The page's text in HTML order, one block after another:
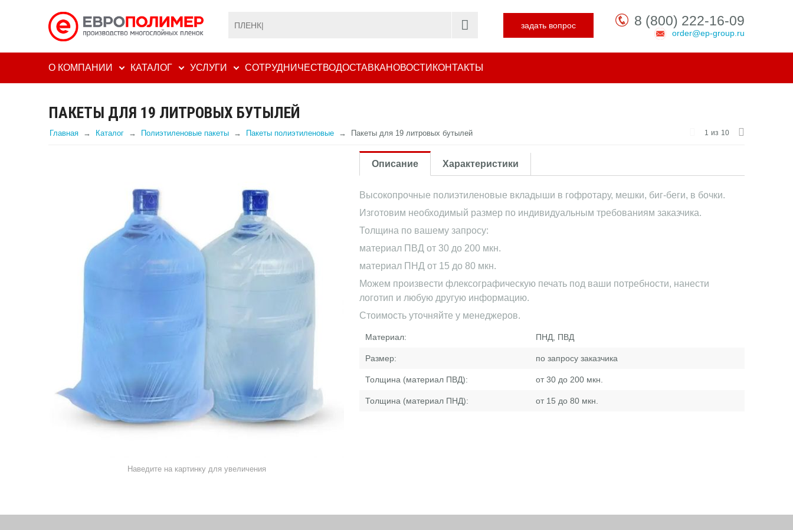
8 (800) 222-16-09
order@ep-group.ru
задать вопрос
О КОМПАНИИ КАТАЛОГ УСЛУГИ СОТРУДНИЧЕСТВОДОСТАВКАНОВОСТИ КОНТАКТЫ
ПАКЕТЫ ДЛЯ 19 ЛИТРОВЫХ БУТЫЛЕЙ
Главная Каталог Полиэтиленовые пакеты Пакеты полиэтиленовые Пакеты для 19 литровых бутылей 1 из 10
Наведите на картинку для увеличения
Описание Характеристики
Высокопрочные полиэтиленовые вкладыши в гофротару, мешки, биг-беги, в бочки.
Изготовим необходимый размер по индивидуальным требованиям заказчика.
Толщина по вашему запросу:
материал ПВД от 30 до 200 мкн.
материал ПНД от 15 до 80 мкн.
Можем произвести флексографическую печать под ваши потребности, нанести
логотип и любую другую информацию.
Стоимость уточняйте у менеджеров.
Материал: ПНД, ПВД
Размер: по запросу заказчика
Толщина (материал ПВД): от 30 до 200 мкн.
Толщина (материал ПНД): от 15 до 80 мкн.